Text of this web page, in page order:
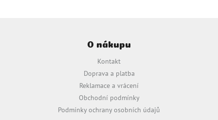
O nákupu
Kontakt
Doprava a platba
Reklamace a vrácení
Obchodní podmínky
Podmínky ochrany osobních údajů